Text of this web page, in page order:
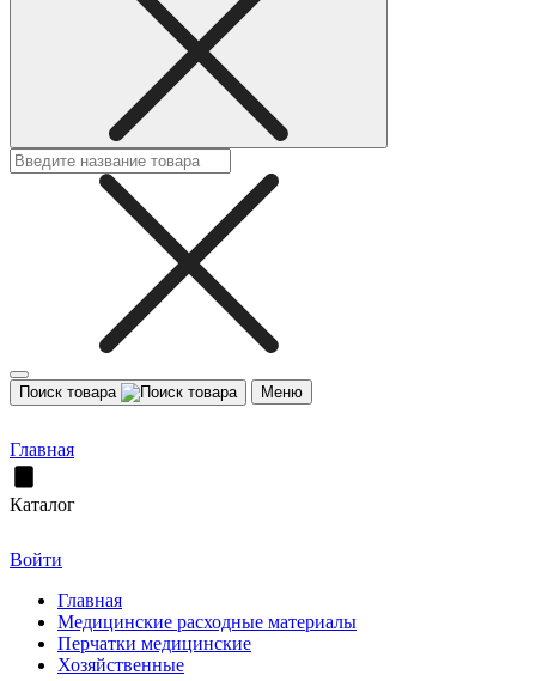
Поиск товара Меню
Главная
Каталог
Войти
Главная
Медицинские расходные материалы
Перчатки медицинские
Хозяйственные